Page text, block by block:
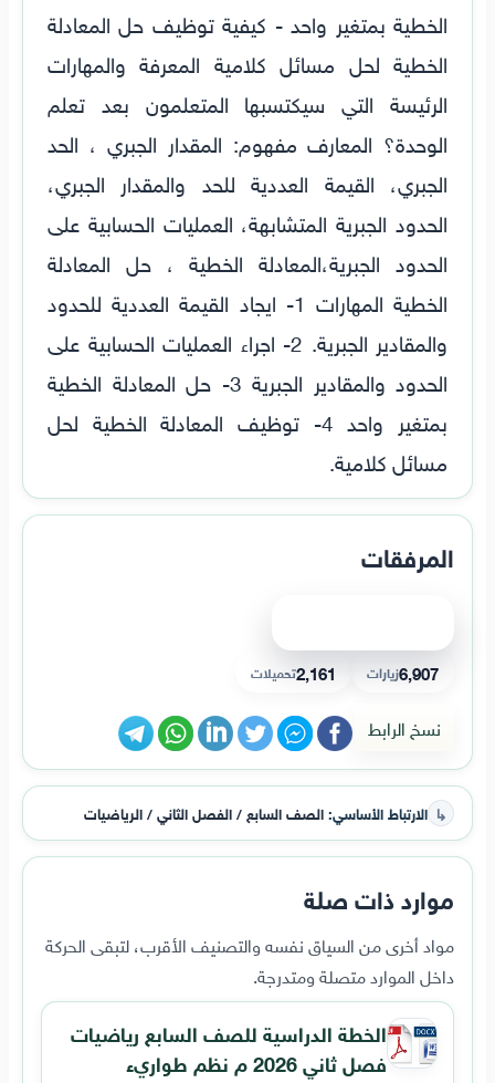
الخطية بمتغير واحد - كيفية توظيف حل المعادلة
الخطية لحل مسائل كلامية المعرفة والمهارات
الرئيسة التي سيكتسبها المتعلمون بعد تعلم
الوحدة؟ المعارف مفهوم: المقدار الجبري ، الحد
الجبري، القيمة العددية للحد والمقدار الجبري،
الحدود الجبرية المتشابهة، العمليات الحسابية على
الحدود الجبرية،المعادلة الخطية ، حل المعادلة
الخطية المهارات 1- ايجاد القيمة العددية للحدود
والمقادير الجبرية. 2- اجراء العمليات الحسابية على
الحدود والمقادير الجبرية 3- حل المعادلة الخطية
بمتغير واحد 4- توظيف المعادلة الخطية لحل
مسائل كلامية.
المرفقات
6,907زيارات 2,161تحميلات
نسخ الرابط
↳ الارتباط الأساسي:الصف السابع / الفصل الثاني / الرياضيات
موارد ذات صلة
مواد أخرى من السياق نفسه والتصنيف الأقرب، لتبقى الحركة
داخل الموارد متصلة ومتدرجة.
الخطة الدراسية للصف السابع رياضيات
فصل ثاني 2026 م نظم طواريء